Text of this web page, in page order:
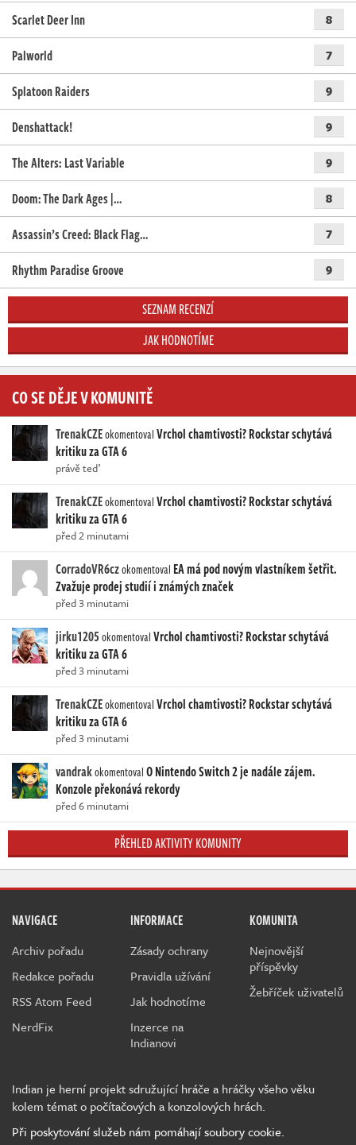
Scarlet Deer Inn
8
Palworld 7
Splatoon Raiders 9
Denshattack! 9
The Alters: Last Variable 9
Doom: The Dark Ages |… 8
Assassin’s Creed: Black Flag… 7
Rhythm Paradise Groove 9
SEZNAM RECENZÍ
JAK HODNOTÍME
CO SE DĚJE V KOMUNITĚ
TrenakCZEokomentovalVrchol chamtivosti? Rockstar schytává
kritiku za GTA 6
právě teď
TrenakCZEokomentovalVrchol chamtivosti? Rockstar schytává
kritiku za GTA 6
před 2 minutami
CorradoVR6czokomentoval EA má pod novým vlastníkem šetřit.
Zvažuje prodej studií i známých značek
před 3 minutami
jirku1205okomentovalVrchol chamtivosti? Rockstar schytává
kritiku za GTA 6
před 3 minutami
TrenakCZEokomentovalVrchol chamtivosti? Rockstar schytává
kritiku za GTA 6
před 3 minutami
vandrakokomentovalO Nintendo Switch 2 je nadále zájem.
Konzole překonává rekordy
před 6 minutami
PŘEHLED AKTIVITY KOMUNITY
NAVIGACE
Archiv pořadu
Redakce pořadu
RSS Atom Feed
NerdFix
INFORMACE
Zásady ochrany
Pravidla užívání
Jak hodnotíme
Inzerce na
Indianovi
KOMUNITA
Nejnovější
příspěvky
Žebříček uživatelů
Indian je herní projekt sdružující hráče a hráčky všeho věku
kolem témat o počítačových a konzolových hrách.
Při poskytování služeb nám pomáhají soubory cookie.